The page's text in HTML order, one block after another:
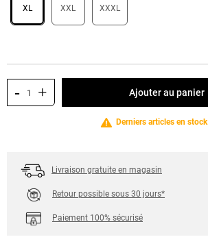
XL XXL XXXL
- + Ajouter au panier
Derniers articles en stock
Livraison gratuite en magasin
Retour possible sous 30 jours*
Paiement 100% sécurisé